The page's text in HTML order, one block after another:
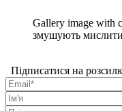
Gallery image with
змушують
Підписатися на